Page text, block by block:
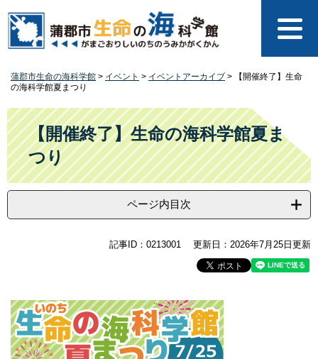
の
す
。
ー
し
て
本
文
へ
蒲郡市生命の海科学館 > イベント > イベントアーカイブ >
【開催終了】生命
の海科学館夏まつり
本
文
【開催終了】生命の海科学館夏ま
つり
ページ内目次
記事ID：0213001 更新日：2026年7月25日更新